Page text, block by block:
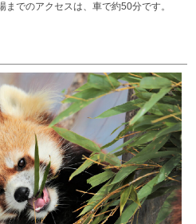
でのアクセスは、車で約50分です。